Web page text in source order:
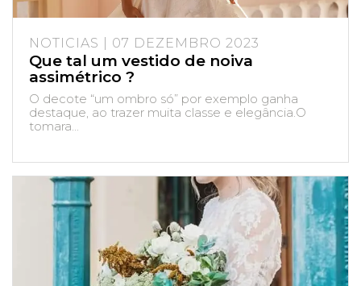
NOTICIAS | 07 DEZEMBRO 2023
Que tal um vestido de noiva
assimétrico ?
O decote “um ombro só” por exemplo ganha
destaque, ao trazer muita classe e elegância.O
tomara...